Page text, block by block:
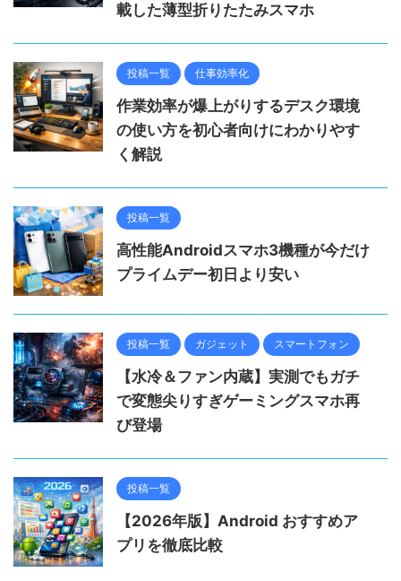
載した薄型折りたたみスマホ
投稿一覧 仕事効率化
作業効率が爆上がりするデスク環境
の使い方を初心者向けにわかりやす
く解説
投稿一覧
高性能Androidスマホ3機種が今だけ
プライムデー初日より安い
投稿一覧 ガジェット スマートフォン
【水冷＆ファン内蔵】実測でもガチ
で変態尖りすぎゲーミングスマホ再
び登場
投稿一覧
【2026年版】Android おすすめア
プリを徹底比較